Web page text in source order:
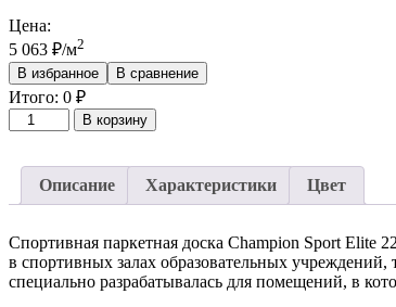
Цена:
5 063 ₽/м2
В избранное
В сравнение
Итого: 0 ₽
Количество
товара
паркетная
доска
Sport
Elite
Plus
В корзину
Описание Характеристики Цвет
Спортивная паркетная доска Champion Sport Elite
в спортивных залах образовательных
специально разрабатывалась для помещений, в